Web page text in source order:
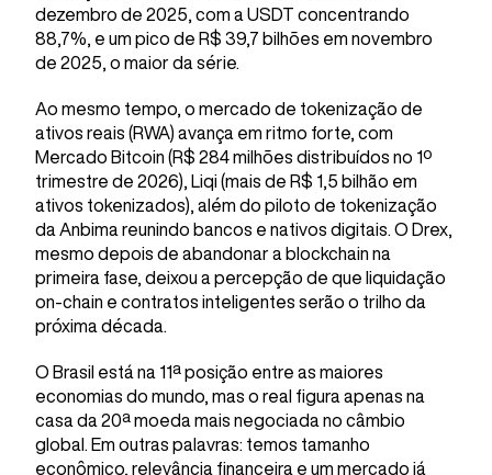
dezembro de 2025, com a USDT concentrando
88,7%, e um pico de R$ 39,7 bilhões em novembro
de 2025, o maior da série.
Ao mesmo tempo, o mercado de tokenização de
ativos reais (RWA) avança em ritmo forte, com
Mercado Bitcoin (R$ 284 milhões distribuídos no 1º
trimestre de 2026), Liqi (mais de R$ 1,5 bilhão em
ativos tokenizados), além do piloto de tokenização
da Anbima reunindo bancos e nativos digitais. O Drex,
mesmo depois de abandonar a blockchain na
primeira fase, deixou a percepção de que liquidação
on-chain e contratos inteligentes serão o trilho da
próxima década.
O Brasil está na 11ª posição entre as maiores
economias do mundo, mas o real figura apenas na
casa da 20ª moeda mais negociada no câmbio
global. Em outras palavras: temos tamanho
econômico, relevância financeira e um mercado já